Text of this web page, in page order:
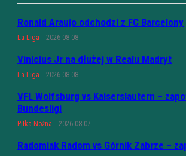
Ronald Araujo odchodzi z FC Barcelony
La Liga 2026-08-08
Vinicius Jr na dłużej w Realu Madryt
La Liga 2026-08-08
VFL Wolfsburg vs Kaiserslautern –
Bundesligi
Piłka Nożna 2026-08-07
Radomiak Radom vs Górnik Zabrze –